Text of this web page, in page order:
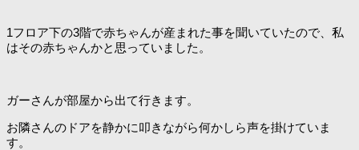
1フロア下の3階で赤ちゃんが産まれた事を聞いていたので、私
はその赤ちゃんかと思っていました。
ガーさんが部屋から出て行きます。
お隣さんのドアを静かに叩きながら何かしら声を掛けていま
す。